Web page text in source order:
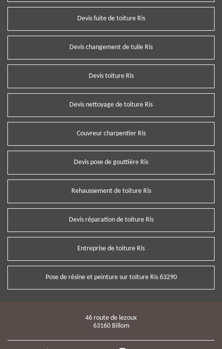
Devis fuite de toiture Ris
Devis changement de tuile Ris
Devis toiture Ris
Devis nettoyage de toiture Ris
Couvreur charpentier Ris
Devis pose de gouttière Ris
Rehaussement de toiture Ris
Devis réparation de toiture Ris
Entreprise de toiture Ris
Pose de résine et peinture sur toiture Ris 63290
46 route de lezoux
63160 Billom